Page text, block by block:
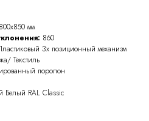
мм
860
3х позиционный механизм
Текстиль
поролон
Белый RAL Classic